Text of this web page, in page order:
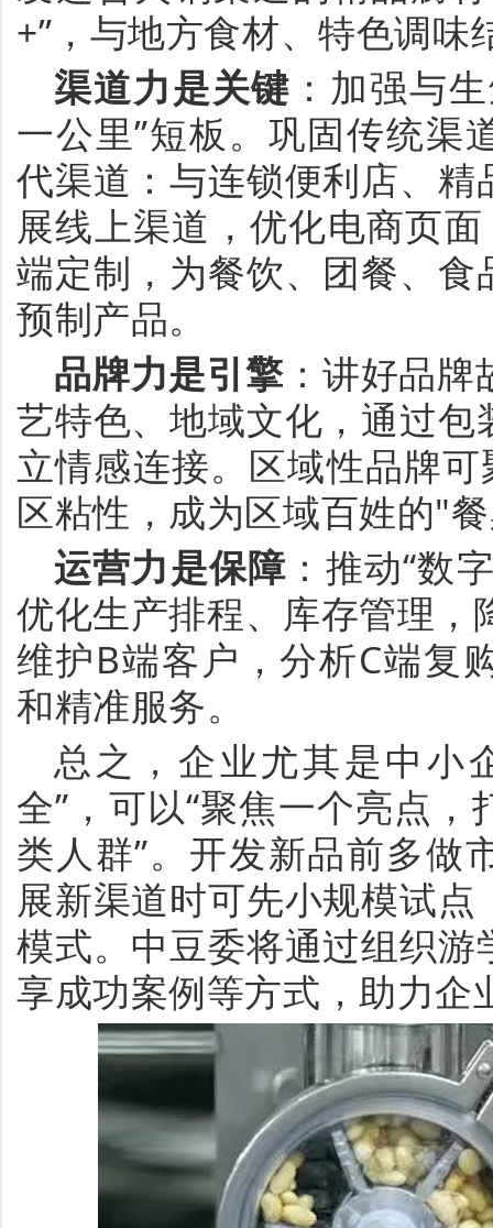
+” ，与地方食材、特色调
渠道力是关键 ：加强与
一公里”短板。巩固传统渠
代渠道：与连锁便利店、
展线上渠道，优化电商页
端定制，为餐饮、团餐、
预制产品。
品牌力是引擎：讲好品牌
艺特色、地域文化，通过
立情感连接。区域性品牌可
区粘性，成为区域百姓的"
运营力是保障 ：推动“数
优化生产排程、库存管理，
维护B端客户，分析C端复
和精准服务。
总之，企业尤其是中小
全” ，可以“聚焦一个亮点，
类人群”。开发新品前多做
展新渠道时可先小规模试
模式。中豆委将通过组织
享成功案例等方式，助力企